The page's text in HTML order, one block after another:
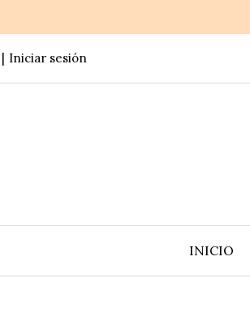
Iniciar sesión
INICIO